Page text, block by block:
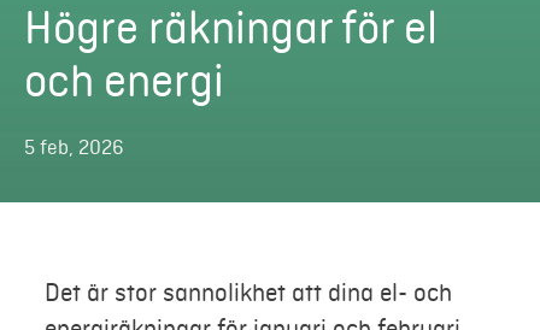
Energitjänster
Mer
Logga in
Högre räkningar för el
och energi
5 feb, 2026
Det är stor sannolikhet att dina el- och